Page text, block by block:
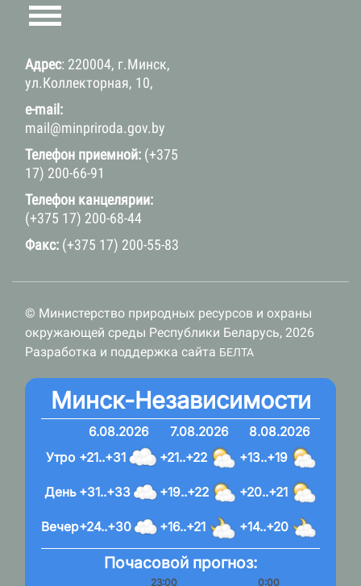
Адрес: 220004, г.Минск,
ул.Коллекторная, 10,
e-mail:
mail@minpriroda.gov.by
Телефон приемной: (+375
17) 200-66-91
Телефон канцелярии:
(+375 17) 200-68-44
Факс: (+375 17) 200-55-83
© Министерство природных ресурсов и охраны
окружающей среды Республики Беларусь, 2026
Разработка и поддержка сайта БЕЛТА
Минск-Независимости
6.08.2026
+21..+31
+31..+33
+24..+30
7.08.2026
+21..+22
+19..+22
+16..+21
8.08.2026
+13..+19
+20..+21
+14..+20
Вечер
День
Утро
Почасовой прогноз:
23:00 0:00